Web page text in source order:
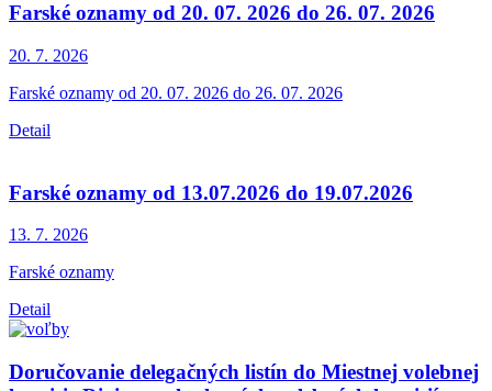
Farské oznamy od 20. 07. 2026 do 26. 07. 2026
20. 7. 2026
Farské oznamy od 20. 07. 2026 do 26. 07. 2026
Detail
Farské oznamy od 13.07.2026 do 19.07.2026
13. 7. 2026
Farské oznamy
Detail
Doručovanie delegačných listín do Miestnej volebnej